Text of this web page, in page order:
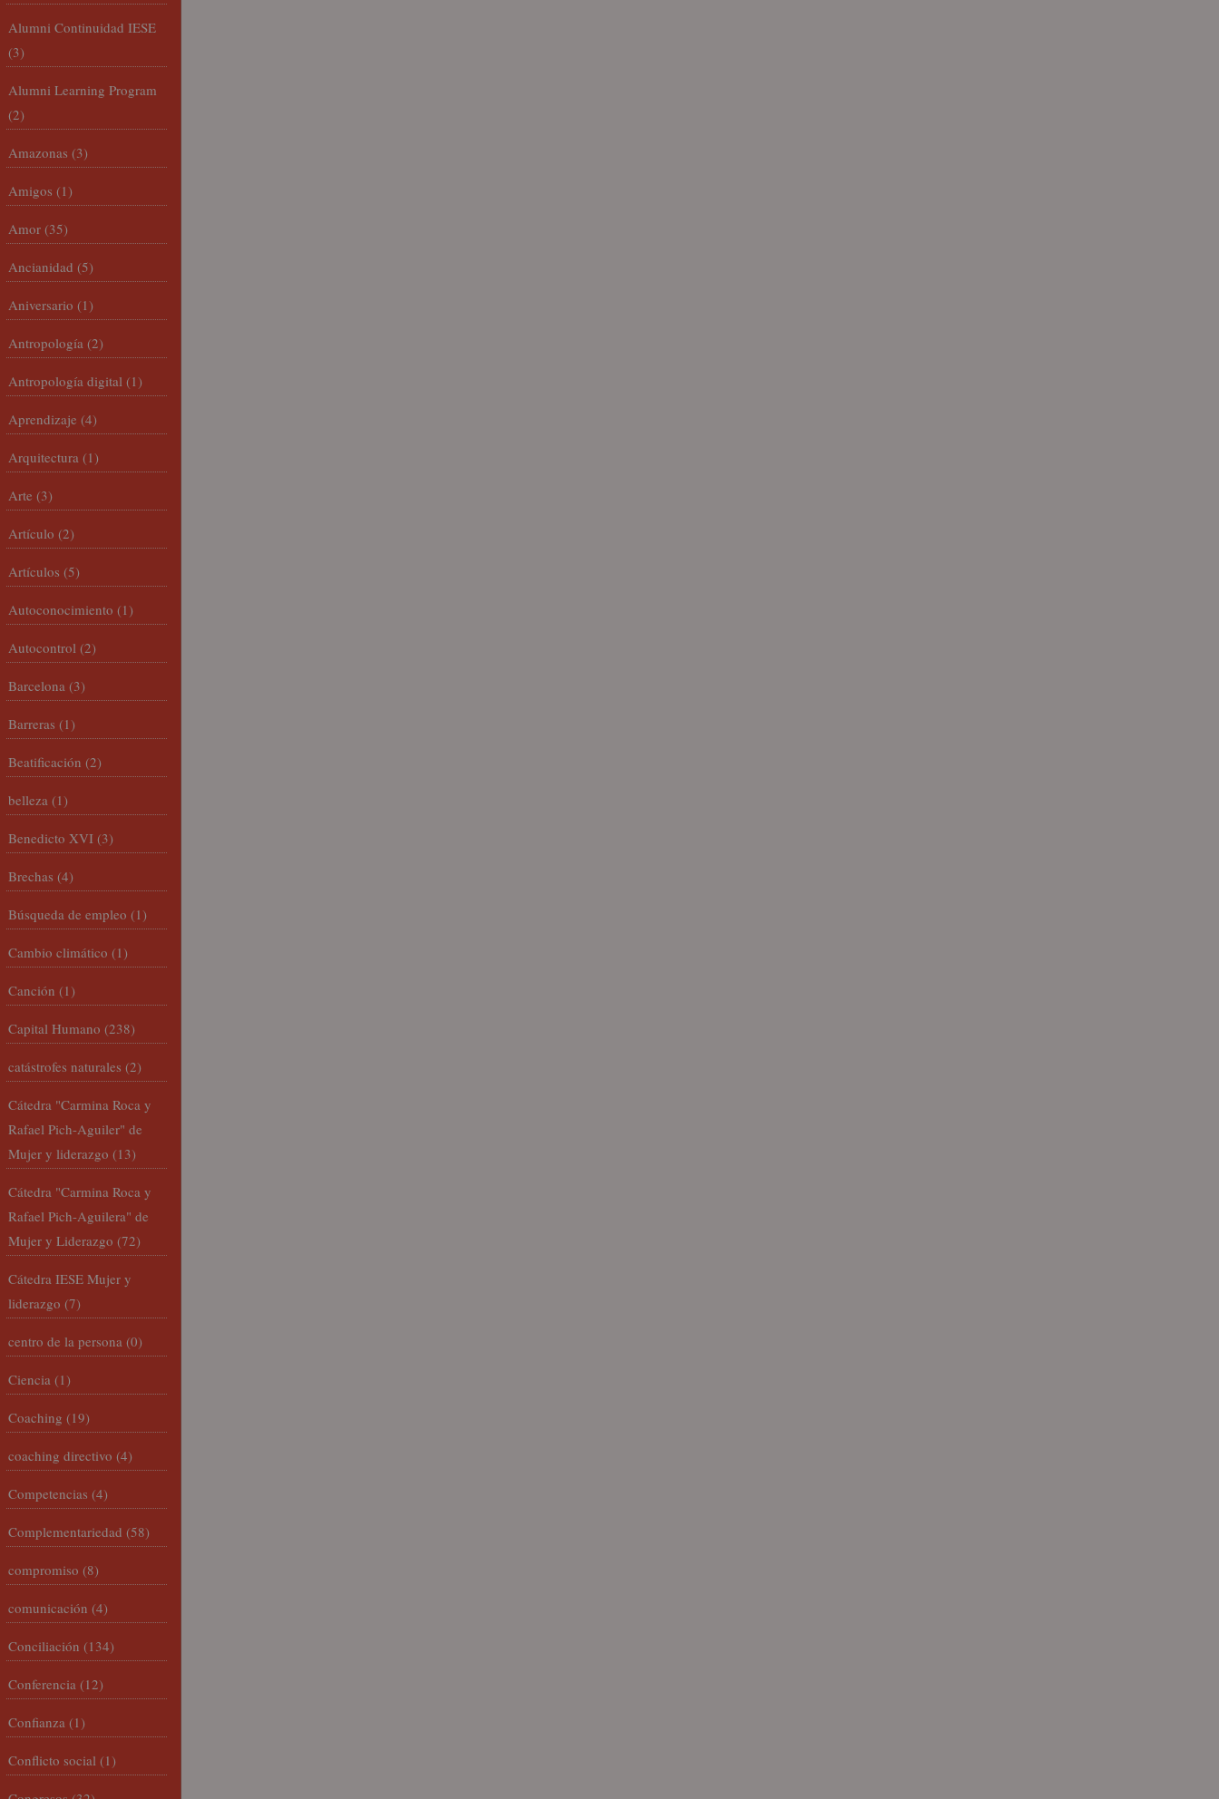
Alumni Continuidad IESE
(3)
Alumni Learning Program
(2)
Amazonas (3)
Amigos (1)
Amor (35)
Ancianidad (5)
Aniversario (1)
Antropología (2)
Antropología digital (1)
Aprendizaje (4)
Arquitectura (1)
Arte (3)
Artículo (2)
Artículos (5)
Autoconocimiento (1)
Autocontrol (2)
Barcelona (3)
Barreras (1)
Beatificación (2)
belleza (1)
Benedicto XVI (3)
Brechas (4)
Búsqueda de empleo (1)
Cambio climático (1)
Canción (1)
Capital Humano (238)
catástrofes naturales (2)
Cátedra "Carmina Roca y
Rafael Pich-Aguiler" de
Mujer y liderazgo (13)
Cátedra "Carmina Roca y
Rafael Pich-Aguilera" de
Mujer y Liderazgo (72)
Cátedra IESE Mujer y
liderazgo (7)
centro de la persona (0)
Ciencia (1)
Coaching (19)
coaching directivo (4)
Competencias (4)
Complementariedad (58)
compromiso (8)
comunicación (4)
Conciliación (134)
Conferencia (12)
Confianza (1)
Conflicto social (1)